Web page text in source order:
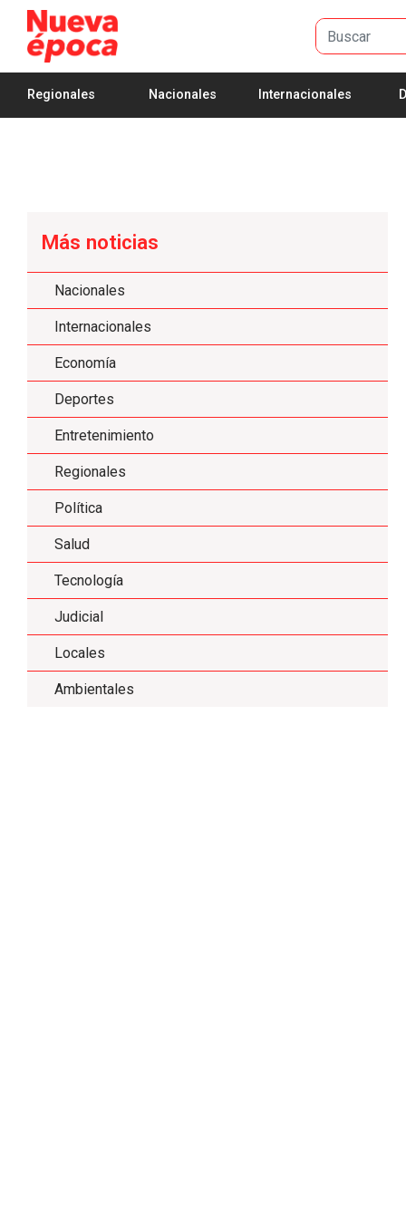
Saltar al contenido principal
Regionales Nacionales Internacionales
Más noticias
Nacionales
Internacionales
Economía
Deportes
Entretenimiento
Regionales
Política
Salud
Tecnología
Judicial
Locales
Ambientales